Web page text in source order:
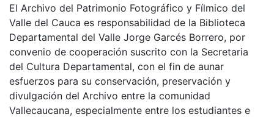
El Archivo del Patrimonio Fotográfico y Fílmico del
Valle del Cauca es responsabilidad de la Biblioteca
Departamental del Valle Jorge Garcés Borrero, por
convenio de cooperación suscrito con la Secretaria
del Cultura Departamental, con el fin de aunar
esfuerzos para su conservación, preservación y
divulgación del Archivo entre la comunidad
Vallecaucana, especialmente entre los estudiantes e